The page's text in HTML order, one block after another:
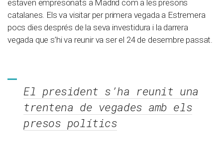
estaven empresonats a Madrid com a les presons
catalanes. Els va visitar per primera vegada a Estremera
pocs dies després de la seva investidura i la darrera
vegada que s’hi va reunir va ser el 24 de desembre passat.
El president s’ha reunit una
trentena de vegades amb els
presos polítics